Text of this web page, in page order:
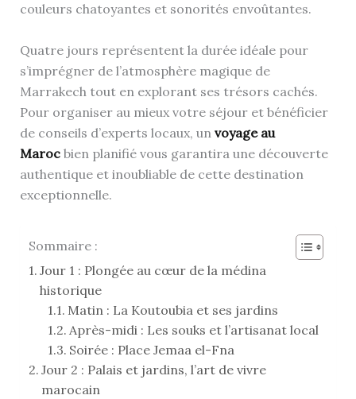
couleurs chatoyantes et sonorités envoûtantes.
Quatre jours représentent la durée idéale pour
s’imprégner de l’atmosphère magique de
Marrakech tout en explorant ses trésors cachés.
Pour organiser au mieux votre séjour et bénéficier
de conseils d’experts locaux, un voyage au
Marocbien planifié vous garantira une découverte
authentique et inoubliable de cette destination
exceptionnelle.
Sommaire :
Jour 1 : Plongée au cœur de la médina
historique
Matin : La Koutoubia et ses jardins
Après-midi : Les souks et l’artisanat local
Soirée : Place Jemaa el-Fna
Jour 2 : Palais et jardins, l’art de vivre
marocain